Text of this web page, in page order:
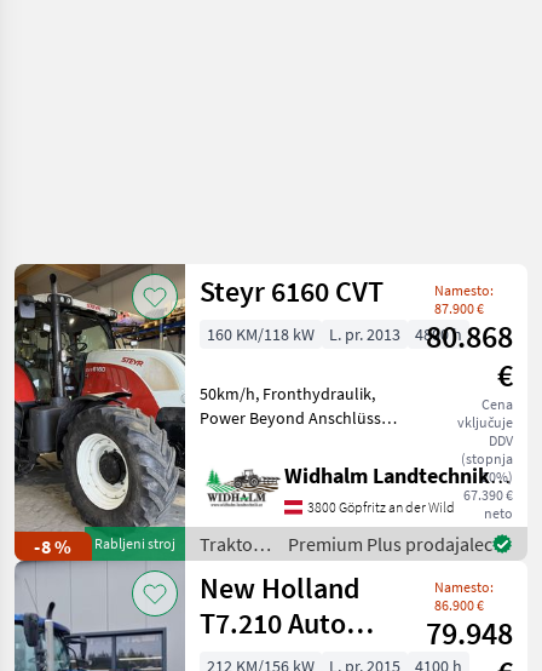
-8 % Rabljeni stroj
Steyr 6160 CVT
Namesto:
87.900 €
80.868
€
Cena
vključuje
DDV
(stopnja
20%)
67.390 €
neto
160 KM/118 kW L. pr. 2013 4800 h
50km/h, Fronthydraulik,
Power Beyond Anschlüsse,
Druckluftbremse, gefederte
Kabine, gefederte
Vorderachse, LS Pumpe,
stufenloses Getriebe, K80,
au
Widhalm Landtechnik GmbH
3800 Göpfritz an der Wild
Traktor /
Steyr
Premium Plus prodajalec
New Holland
T7.210 Auto
Command
Namesto:
86.900 €
79.948
212 KM/156 kW L. pr. 2015
4100 h